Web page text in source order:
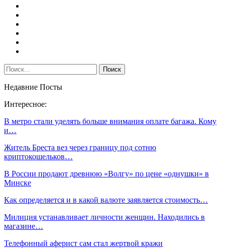
Недавние Посты
Интересное:
В метро стали уделять больше внимания оплате багажа. Кому
и…
Житель Бреста вез через границу под сотню
криптокошельков…
В России продают древнюю «Волгу» по цене «однушки» в
Минске
Как определяется и в какой валюте заявляется стоимость…
Милиция устанавливает личности женщин. Находились в
магазине…
Телефонный аферист сам стал жертвой кражи